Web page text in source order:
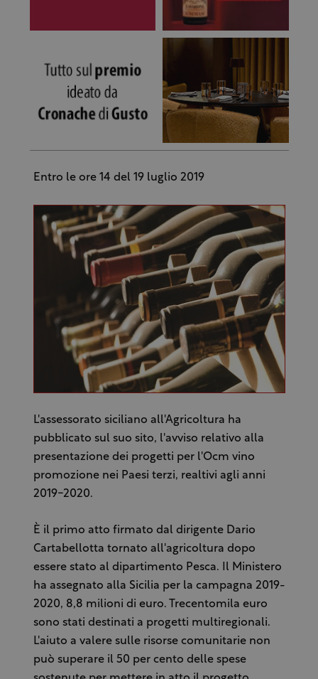
Entro le ore 14 del 19 luglio 2019
L'assessorato siciliano all'Agricoltura ha
pubblicato sul suo sito, l'avviso relativo alla
presentazione dei progetti per l'Ocm vino
promozione nei Paesi terzi, realtivi agli anni
2019-2020.
È il primo atto firmato dal dirigente Dario
Cartabellotta tornato all'agricoltura dopo
essere stato al dipartimento Pesca. Il Ministero
ha assegnato alla Sicilia per la campagna 2019-
2020, 8,8 milioni di euro. Trecentomila euro
sono stati destinati a progetti multiregionali.
L'aiuto a valere sulle risorse comunitarie non
può superare il 50 per cento delle spese